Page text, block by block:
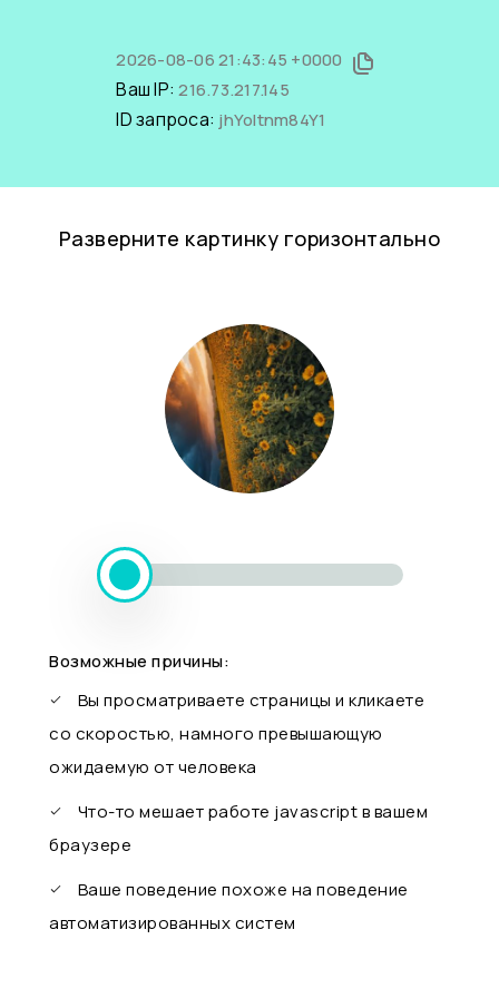
2026-08-06 21:43:45 +0000
Ваш IP:216.73.217.145
ID запроса: jhYoItnm84Y1
Разверните картинку горизонтально
Возможные причины:
Вы просматриваете страницы и кликаете
со скоростью, намного превышающую
ожидаемую от человека
Что-то мешает работе javascript в вашем
браузере
Ваше поведение похоже на поведение
автоматизированных систем